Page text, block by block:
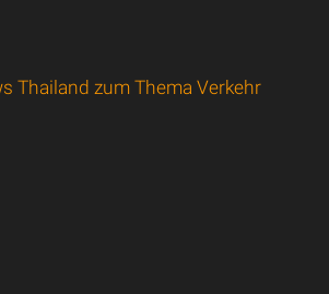
Thailand zum Thema Verkehr